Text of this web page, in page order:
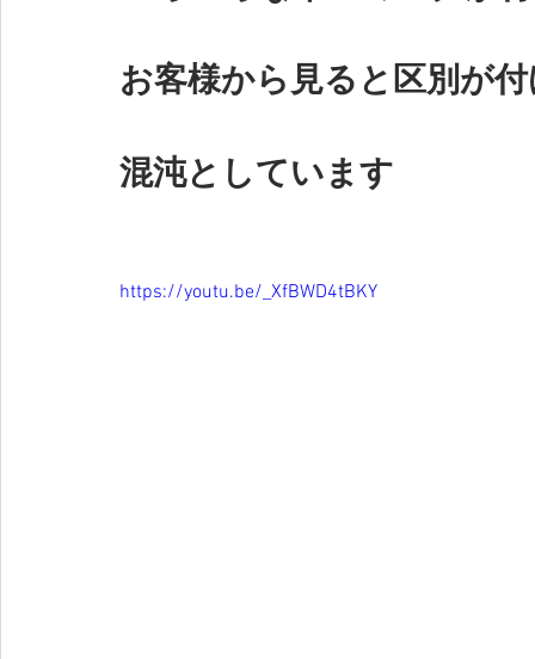
お客様から見ると区別が
混沌としています
https://youtu.be/_XfBWD4tBKY